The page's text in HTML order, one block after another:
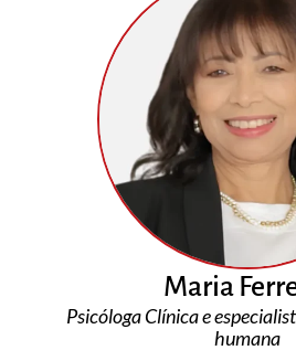
Maria
Psicóloga Clínica e
humana